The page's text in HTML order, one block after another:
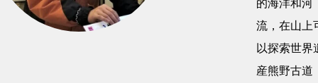
的海洋和河
流，在山上
以探索世界
産熊野古道